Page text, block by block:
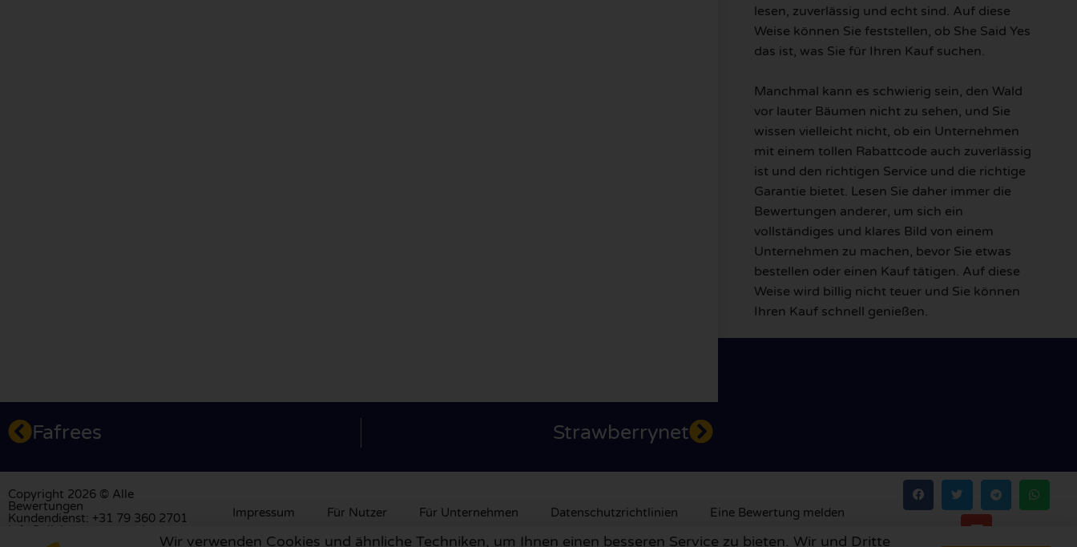
lesen, zuverlässig und echt sind. Auf diese
Weise können Sie feststellen, ob She Said Yes
das ist, was Sie für Ihren Kauf suchen.
Manchmal kann es schwierig sein, den Wald
vor lauter Bäumen nicht zu sehen, und Sie
wissen vielleicht nicht, ob ein Unternehmen
mit einem tollen Rabattcode auch zuverlässig
ist und den richtigen Service und die richtige
Garantie bietet. Lesen Sie daher immer die
Bewertungen anderer, um sich ein
vollständiges und klares Bild von einem
Unternehmen zu machen, bevor Sie etwas
bestellen oder einen Kauf tätigen. Auf diese
Weise wird billig nicht teuer und Sie können
Ihren Kauf schnell genießen.
Fafrees Strawberrynet
Copyright 2026 © Alle
Bewertungen
Kundendienst: +31 79 360 2701
info@allebewertungen.de
Impressum Für Nutzer Für Unternehmen Datenschutzrichtlinien Eine Bewertung melden
Wir verwenden Cookies und ähnliche Techniken, um Ihnen einen besseren Service zu bieten. Wir und Dritte